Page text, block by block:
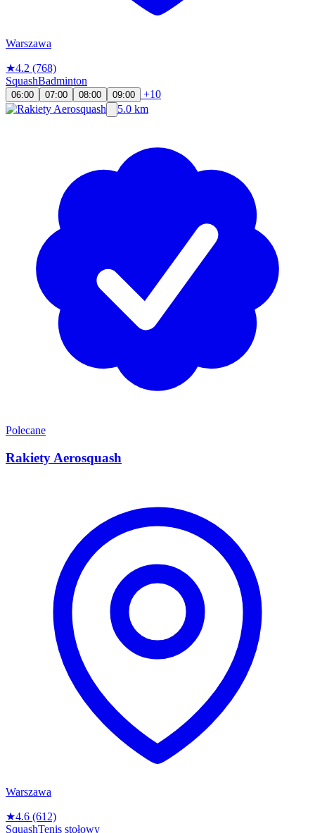
Warszawa
★4.2 (768)
SquashBadminton
06:00 07:00 08:00 09:00
+10
5.0 km
Polecane
Rakiety Aerosquash
Warszawa
★4.6 (612)
SquashTenis stołowy